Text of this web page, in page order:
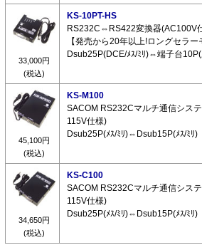
33,000円
(税込)
KS-10PT-HS
RS232C⇔RS422変換器(AC100V
【発売から20年以上!ロングセラー
Dsub25P(DCE/ﾒｽ/ﾐﾘ)⇔端子台
45,100円
(税込)
KS-M100
SACOM RS232Cマルチ通信シス
115V仕様)
Dsub25P(ﾒｽ/ﾐﾘ)⇔Dsub15P(ﾒｽ/ﾐﾘ)
34,650円
(税込)
KS-C100
SACOM RS232Cマルチ通信シス
115V仕様)
Dsub25P(ﾒｽ/ﾐﾘ)⇔Dsub15P(ﾒｽ/ﾐﾘ)